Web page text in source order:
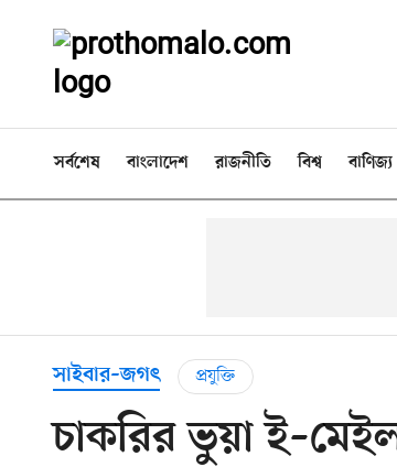
সর্বশেষ বাংলাদেশ রাজনীতি বিশ্ব বাণিজ্য
সাইবার–জগৎ প্রযুক্তি
চাকরির ভুয়া